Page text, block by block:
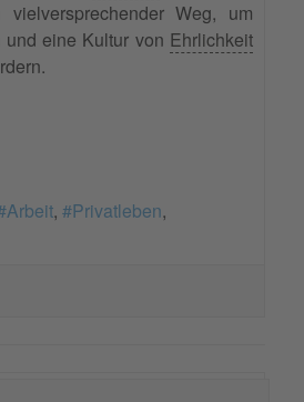
Weg, um
eine Kultur von Ehrlichkeit
Arbeit
Privatleben